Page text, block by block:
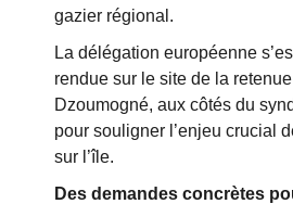
gazier régional.
La délégation européenne
rendue sur le site de la
Dzoumogné, aux côtés du
pour souligner l’enjeu crucial
sur l’île.
Des demandes concrètes